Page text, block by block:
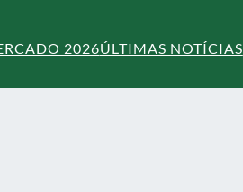
2026ÚLTIMAS NOTÍCIAS